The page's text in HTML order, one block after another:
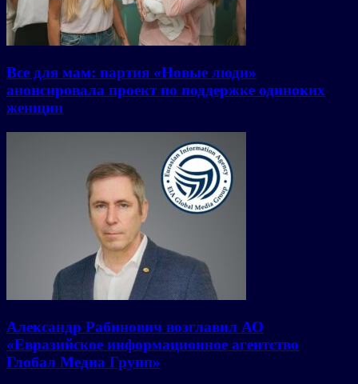
Все для мам: партия «Новые люди»
анонсировала проект по поддержке одиноких
женщин
Александр Рабинович возглавил АО
«Евразийское информационное агентство
Глобал Медиа Групп»